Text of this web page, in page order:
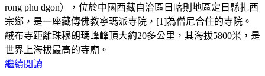
rong phu dgon），位於中國西藏自治區日喀則地區定日縣扎西
宗鄉，是一座藏傳佛教寧瑪派寺院，[1]為僧尼合住的寺院。
絨布寺距離珠穆朗瑪峰峰頂大約20多公里，其海拔5800米，是
世界上海拔最高的寺廟。
繼續閱讀